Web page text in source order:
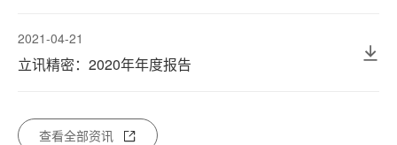
2021-04-21
立讯精密：2020年年度报告
查看全部资讯